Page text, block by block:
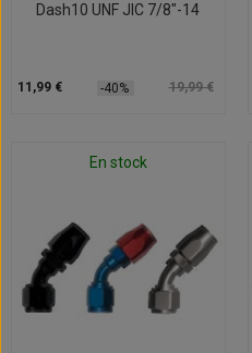
Dash10 UNF JIC 7/8"-14
11,99 € -40% 19,99 €
En stock